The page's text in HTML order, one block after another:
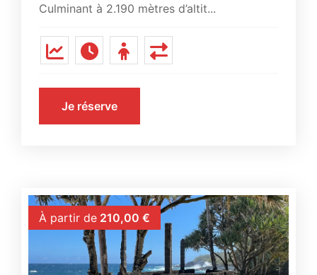
Culminant à 2.190 mètres d’altit...
Je réserve
À partir de 210,00 €